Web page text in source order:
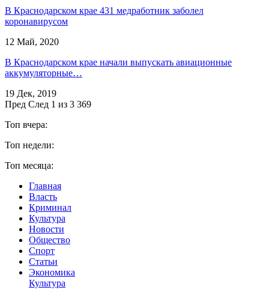
В Краснодарском крае 431 медработник заболел
коронавирусом
12 Май, 2020
В Краснодарском крае начали выпускать авиационные
аккумуляторные…
19 Дек, 2019
Пред След 1 из 3 369
Топ вчера:
Топ недели:
Топ месяца:
Главная
Власть
Криминал
Культура
Новости
Общество
Спорт
Статьи
Экономика
Культура